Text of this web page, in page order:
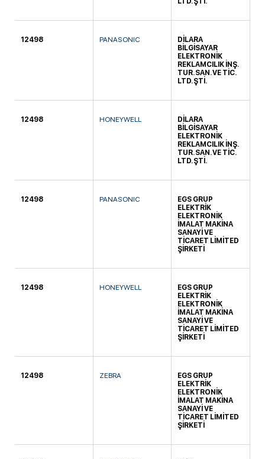
12498 PANASONIC
DİLARA
BİLGİSAYAR
ELEKTRONİK
REKLAMCILIK İNŞ.
TUR. SAN. VE TİC.
LTD. ŞTİ.
12498 HONEYWELL
DİLARA
BİLGİSAYAR
ELEKTRONİK
REKLAMCILIK İNŞ.
TUR. SAN. VE TİC.
LTD. ŞTİ.
12498 PANASONIC
EGS GRUP
ELEKTRİK
ELEKTRONİK
İMALAT MAKİNA
SANAYİ VE
TİCARET LİMİTED
ŞİRKETİ
12498 HONEYWELL
EGS GRUP
ELEKTRİK
ELEKTRONİK
İMALAT MAKİNA
SANAYİ VE
TİCARET LİMİTED
ŞİRKETİ
12498 ZEBRA
EGS GRUP
ELEKTRİK
ELEKTRONİK
İMALAT MAKİNA
SANAYİ VE
TİCARET LİMİTED
ŞİRKETİ